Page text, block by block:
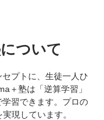
ついて
セプトに、生徒一人ひ
＋塾は「逆算学習」
習できます。プロの
現しています。